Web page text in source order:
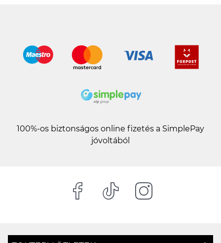
100%-os biztonságos online fizetés a SimplePay
jóvoltából